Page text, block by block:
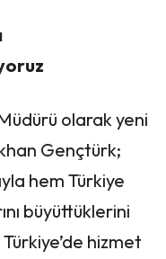
olarak yeni
Gençtürk;
hem Türkiye
büyüttüklerini
hizmet